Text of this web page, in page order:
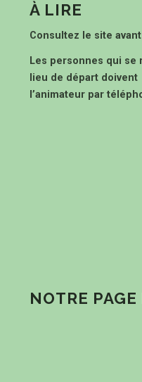
À LIRE
Consultez le site
Les personnes qui
lieu de départ
l’animateur par
NOTRE